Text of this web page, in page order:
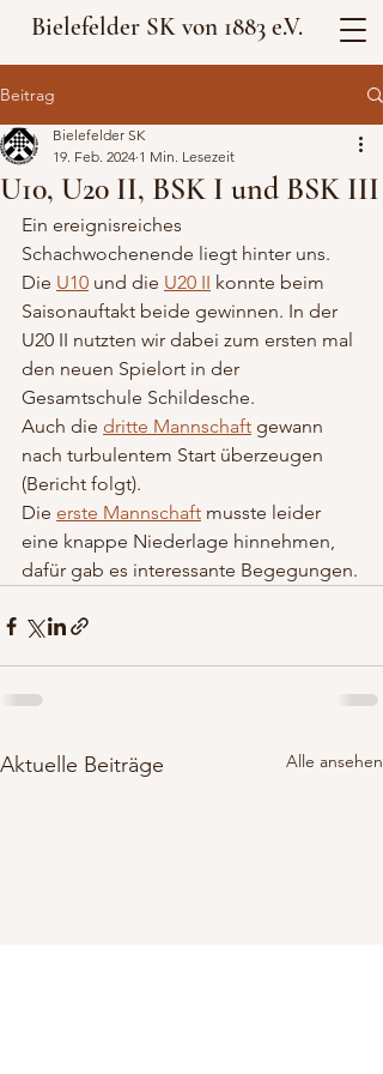
Bielefelder SK von 1883 e.V.
Beitrag
U10, U20 II, BSK I und BSK III
Bielefelder SK
19. Feb. 2024 1 Min. Lesezeit
Ein ereignisreiches
Schachwochenende liegt hinter uns.
Die U10 und die U20 II konnte beim
Saisonauftakt beide gewinnen. In der
U20 II nutzten wir dabei zum ersten mal
den neuen Spielort in der
Gesamtschule Schildesche.
Auch die dritte Mannschaft gewann
nach turbulentem Start überzeugen
(Bericht folgt).
Die erste Mannschaft musste leider
eine knappe Niederlage hinnehmen,
dafür gab es interessante Begegungen.
Aktuelle Beiträge Alle ansehen